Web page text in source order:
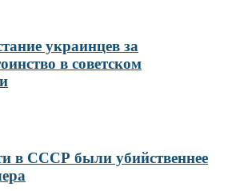
украинцев за
в советском
в СССР были убийственнее